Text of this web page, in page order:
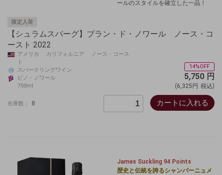
ールのスタイルを確立した一品！
限定入荷
【シュラムスバーグ】ブラン・ド・ノワール ノース・コ
ースト 2022
アメリカ カリフォルニア ノース・コース
ト
スパークリングワイン
ピノ・ノワール
750ml
14%OFF
5,750 円
(6,325円 税込)
在庫数： 8 カートに入れる
James Suckling 94 Points
歴史と伝統を誇るシャンパーニュメ